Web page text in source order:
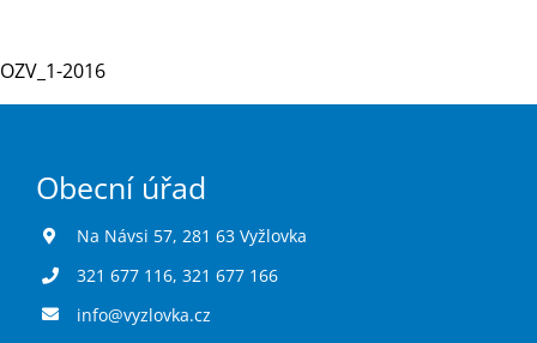
Hlášení závad
OZV_1-2016
Obecní úřad
Na Návsi 57, 281 63 Vyžlovka
321 677 116, 321 677 166
info@vyzlovka.cz